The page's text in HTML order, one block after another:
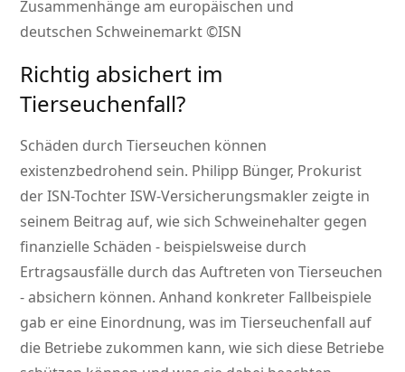
Zusammenhänge am europäischen und
deutschen Schweinemarkt ©ISN
Richtig absichert im
Tierseuchenfall?
Schäden durch Tierseuchen können
existenzbedrohend sein. Philipp Bünger, Prokurist
der ISN-Tochter ISW-Versicherungsmakler zeigte in
seinem Beitrag auf, wie sich Schweinehalter gegen
finanzielle Schäden - beispielsweise durch
Ertragsausfälle durch das Auftreten von Tierseuchen
- absichern können. Anhand konkreter Fallbeispiele
gab er eine Einordnung, was im Tierseuchenfall auf
die Betriebe zukommen kann, wie sich diese Betriebe